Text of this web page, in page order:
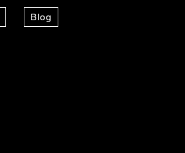
Blog